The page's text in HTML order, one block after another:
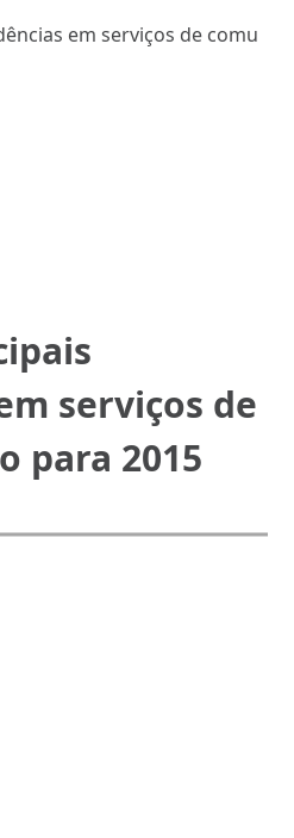
serviços de
para 2015